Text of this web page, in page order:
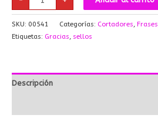
SKU: 00541 Categorías: Cortadores, Frases
Etiquetas: Gracias, sellos
Descripción